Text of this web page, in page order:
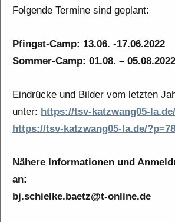
Folgende Termine sind geplant:
Pfingst-Camp: 13.06. -17.06.2022
Sommer-Camp: 01.08. – 05.08.2022
Eindrücke und Bilder vom letzten
unter: https://tsv-katzwang05-
https://tsv-katzwang05-la.de/
Nähere Informationen und
an:
bj.schielke.baetz@t-online.de